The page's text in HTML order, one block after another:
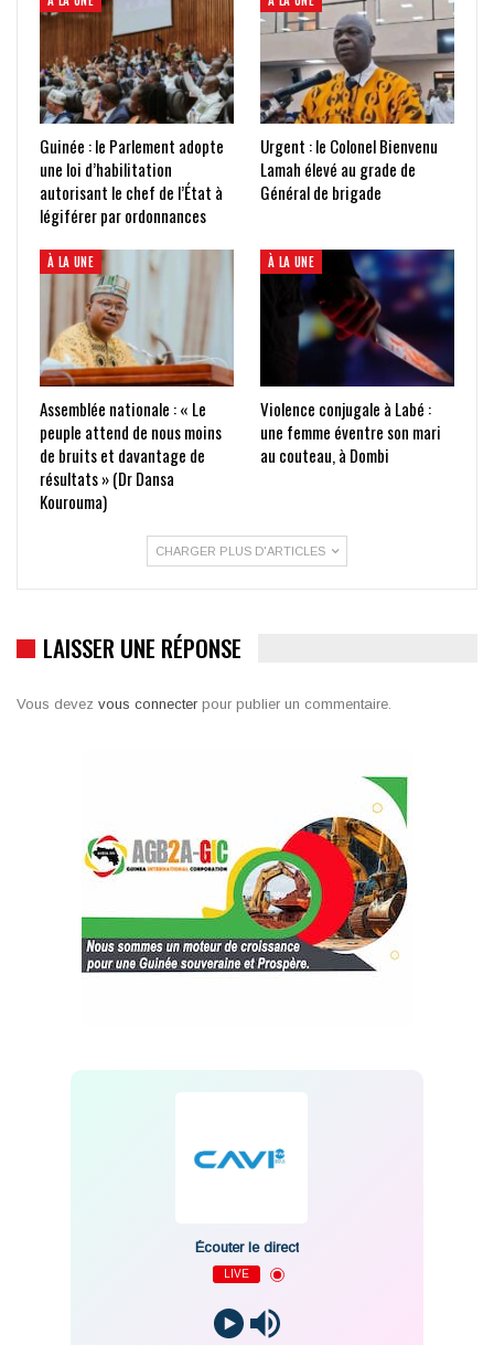
Guinée : le Parlement adopte
une loi d’habilitation
autorisant le chef de l’État à
légiférer par ordonnances
Urgent : le Colonel Bienvenu
Lamah élevé au grade de
Général de brigade
À LA UNE
Assemblée nationale : « Le
peuple attend de nous moins
de bruits et davantage de
résultats » (Dr Dansa
Kourouma)
À LA UNE
Violence conjugale à Labé :
une femme éventre son mari
au couteau, à Dombi
CHARGER PLUS D'ARTICLES
LAISSER UNE RÉPONSE
Vous devez vous connecter pour publier un commentaire.
Écouter le direct
LIVE